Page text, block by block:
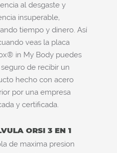
al desgaste y
insuperable,
tiempo y dinero. Así
veas la placa
in My Body puedes
de recibir un
hecho con acero
por una empresa
y certificada.
ORSI 3 EN 1
de maxima presion